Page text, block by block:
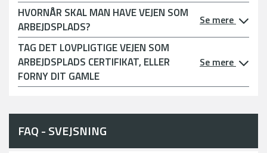
HVORNÅR SKAL MAN HAVE VEJEN SOM
ARBEJDSPLADS?
Se mere
TAG DET LOVPLIGTIGE VEJEN SOM
ARBEJDSPLADS CERTIFIKAT, ELLER
FORNY DIT GAMLE
Se mere
FAQ - SVEJSNING